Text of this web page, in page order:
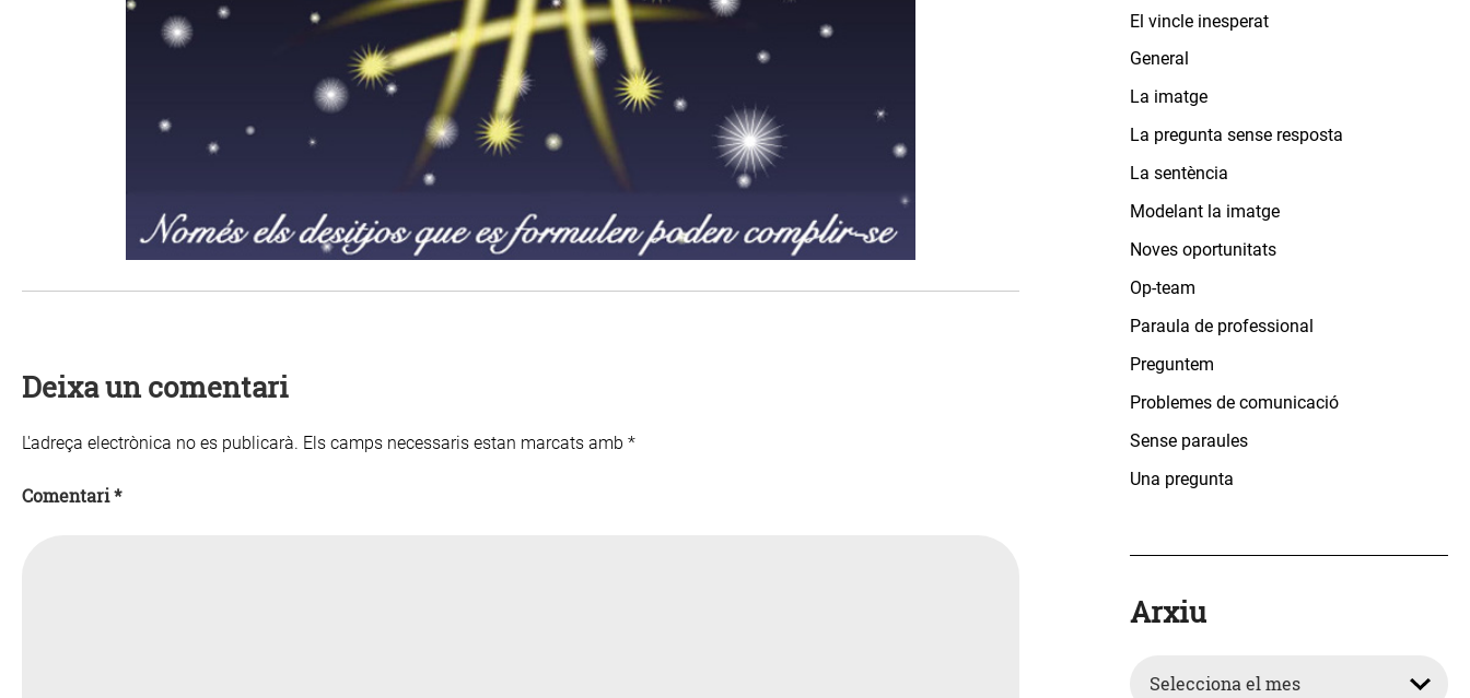
Deixa un comentari
L'adreça electrònica no es publicarà. Els camps necessaris estan marcats amb *
Comentari*
El vincle inesperat
General
La imatge
La pregunta sense resposta
La sentència
Modelant la imatge
Noves oportunitats
Op-team
Paraula de professional
Preguntem
Problemes de comunicació
Sense paraules
Una pregunta
Arxiu